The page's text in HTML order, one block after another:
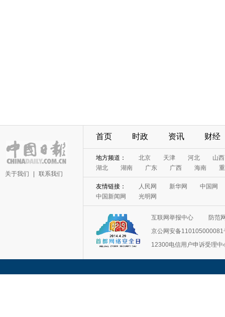
关于我们 联系我们
首页 时政 资讯 财经
地方频道： 北京 天津 河北
山西
湖北
湖南 广东 广西 海南
友情链接： 人民网 新华网
中国网
中国新闻网
光明网
互联网举报中心
防范
京公网安备110105000081
12300电信用户申诉受理中